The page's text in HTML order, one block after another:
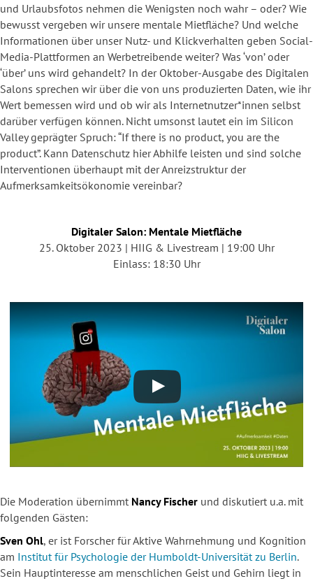
und Urlaubsfotos nehmen die Wenigsten noch wahr – oder? Wie
bewusst vergeben wir unsere mentale Mietfläche? Und welche
Informationen über unser Nutz- und Klickverhalten geben Social-
Media-Plattformen an Werbetreibende weiter? Was ‘von’ oder
‘über’ uns wird gehandelt? In der Oktober-Ausgabe des Digitalen
Salons sprechen wir über die von uns produzierten Daten, wie ihr
Wert bemessen wird und ob wir als Internetnutzer*innen selbst
darüber verfügen können. Nicht umsonst lautet ein im Silicon
Valley geprägter Spruch: “If there is no product, you are the
product”. Kann Datenschutz hier Abhilfe leisten und sind solche
Interventionen überhaupt mit der Anreizstruktur der
Aufmerksamkeitsökonomie vereinbar?
Digitaler Salon: Mentale Mietfläche
25. Oktober 2023 | HIIG & Livestream | 19:00 Uhr
Einlass: 18:30 Uhr
Die Moderation übernimmt Nancy Fischer und diskutiert u.a. mit
folgenden Gästen:
Sven Ohl, er ist Forscher für Aktive Wahrnehmung und Kognition
am Institut für Psychologie der Humboldt-Universität zu Berlin.
Sein Hauptinteresse am menschlichen Geist und Gehirn liegt in